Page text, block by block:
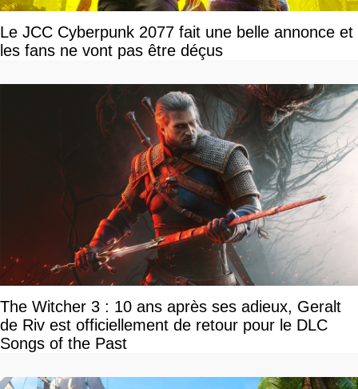
Le JCC Cyberpunk 2077 fait une belle annonce et
les fans ne vont pas être déçus
The Witcher 3 : 10 ans après ses adieux, Geralt
de Riv est officiellement de retour pour le DLC
Songs of the Past